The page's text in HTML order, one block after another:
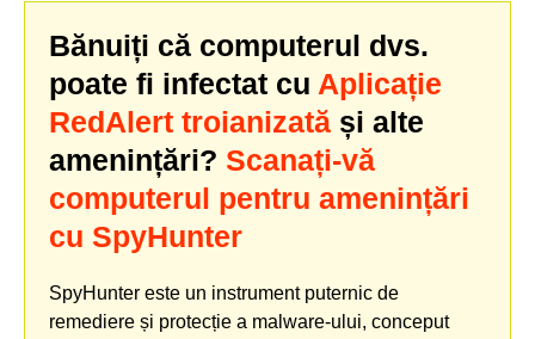
Bănuiți că computerul dvs.
poate fi infectat cu Aplicație
RedAlert troianizată și alte
amenințări? Scanați-vă
computerul pentru amenințări
cu SpyHunter
SpyHunter este un instrument puternic de
remediere și protecție a malware-ului, conceput